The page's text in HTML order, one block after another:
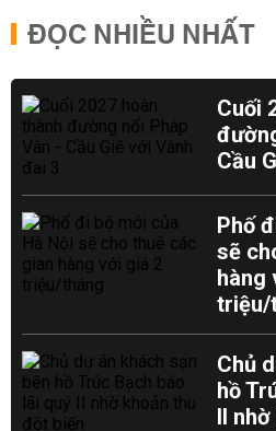
ĐỌC NHIỀU NHẤT
Cuối
Cầu
Phố
sẽ
hàng
triệu/
Chủ
hồ
II